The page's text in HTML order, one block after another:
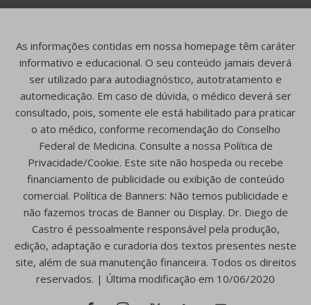
As informações contidas em nossa homepage têm caráter
informativo e educacional. O seu conteúdo jamais deverá
ser utilizado para autodiagnóstico, autotratamento e
automedicação. Em caso de dúvida, o médico deverá ser
consultado, pois, somente ele está habilitado para praticar
o ato médico, conforme recomendação do Conselho
Federal de Medicina. Consulte a nossa Política de
Privacidade/Cookie. Este site não hospeda ou recebe
financiamento de publicidade ou exibição de conteúdo
comercial. Política de Banners: Não temos publicidade e
não fazemos trocas de Banner ou Display. Dr. Diego de
Castro é pessoalmente responsável pela produção,
edição, adaptação e curadoria dos textos presentes neste
site, além de sua manutenção financeira. Todos os direitos
reservados. | Última modificação em 10/06/2020